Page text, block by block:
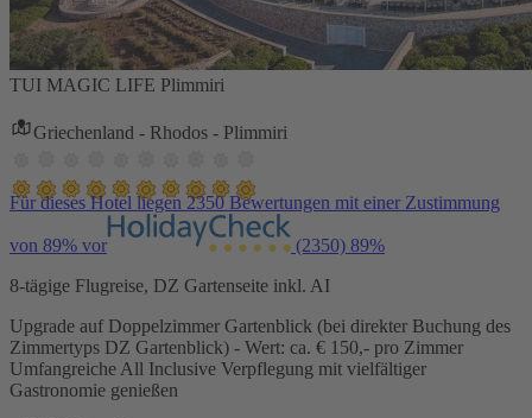
TUI MAGIC LIFE Plimmiri
Griechenland - Rhodos - Plimmiri
Für dieses Hotel liegen 2350 Bewertungen mit einer Zustimmung
von 89% vor (2350) 89%
8-tägige Flugreise, DZ Gartenseite inkl. AI
Upgrade auf Doppelzimmer Gartenblick (bei direkter Buchung des
Zimmertyps DZ Gartenblick) - Wert: ca. € 150,- pro Zimmer
Umfangreiche All Inclusive Verpflegung mit vielfältiger
Gastronomie genießen